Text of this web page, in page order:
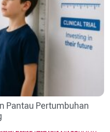
Pantau Pertumbuhan